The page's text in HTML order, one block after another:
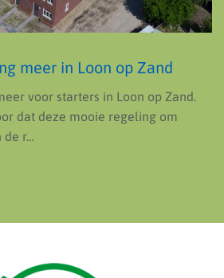
meer in Loon op Zand
voor starters in Loon op Zand.
dat deze mooie regeling om
r…